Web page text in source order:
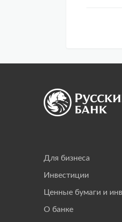
Для бизнеса
Инвестиции
Ценные бумаги и
О банке